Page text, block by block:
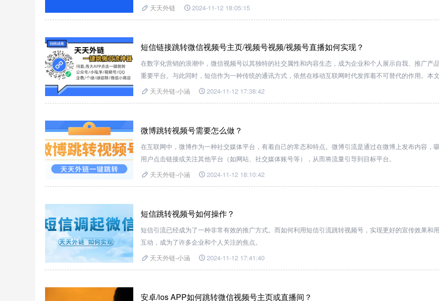
场景。
天天外链 2024-11-12 18:05:15
短信链接跳转微信视频号主页/视频号视频/视频号直播如何实现？
在数字化营销的浪潮中，微信视频号以其独特的社交属性和内容生态，成为企业和个人展示自我、推广产
重要平台。与此同时，短信作为一种传统的通讯方式，依然在移动互联网时代发挥着不可替代的作用。本
探讨如何通过短信链接跳转微信视频号，结合视频号主页、视频和直播功能，构建全方位的营销策略。
天天外链-小涵 2024-11-12 17:38:42
微博跳转视频号需要怎么做？
在互联网中，微博作为一种社交媒体平台，有着自己的常态和特点。微博引流是通过在微博上发布内容，
用户点击链接或关注其他平台（如网站、社交媒体账号等），从而将流量引导到目标平台。
天天外链-小涵
2024-11-12 18:10:42
短信跳转视频号如何操作？
短信引流已经成为了一种非常有效的推广方式。而如何利用短信引流跳转视频号，实现更好的宣传效果和
互动，成为了许多企业和个人关注的焦点。
天天外链-小涵
2024-11-12 17:41:40
安卓/ios APP如何跳转微信视频号主页或直播间？